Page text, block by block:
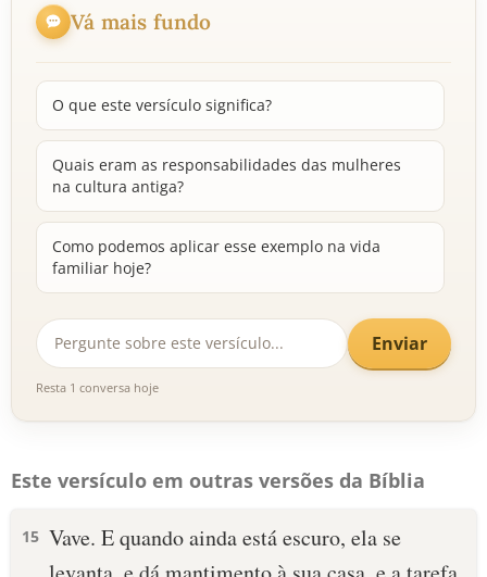
Vá mais fundo
O que este versículo significa?
Quais eram as responsabilidades das mulheres
na cultura antiga?
Como podemos aplicar esse exemplo na vida
familiar hoje?
Enviar
Resta 1 conversa hoje
Este versículo em outras versões da Bíblia
15 Vave. E quando ainda está escuro, ela se